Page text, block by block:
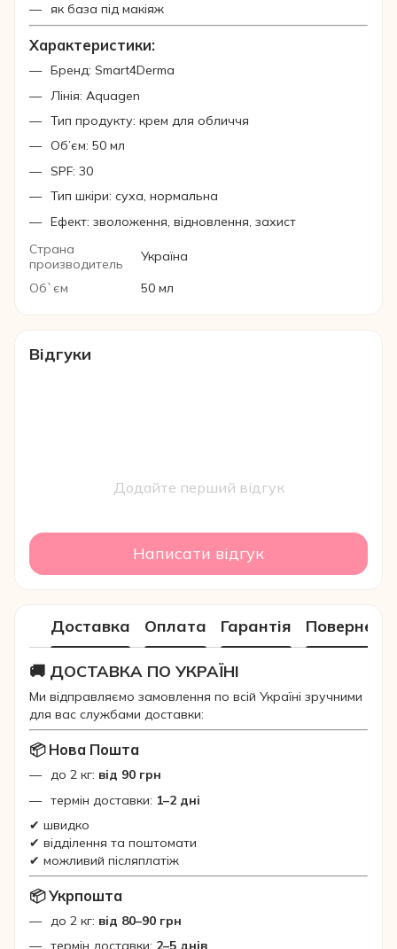
як база під макіяж
Характеристики:
Бренд: Smart4Derma
Лінія: Aquagen
Тип продукту: крем для обличчя
Об’єм: 50 мл
SPF: 30
Тип шкіри: суха, нормальна
Ефект: зволоження, відновлення, захист
Страна
производитель
Україна
Об`єм
50 мл
Відгуки
Додайте перший відгук
Написати відгук
Доставка Оплата Гарантія
🚚 ДОСТАВКА ПО УКРАЇНІ
Ми відправляємо замовлення по всій Україні зручними
для вас службами доставки:
📦 Нова Пошта
до 2 кг: від 90 грн
термін доставки: 1–2 дні
✔ швидко
✔ відділення та поштомати
✔ можливий післяплатіж
📦 Укрпошта
до 2 кг: від 80–90 грн
термін доставки: 2–5 днів